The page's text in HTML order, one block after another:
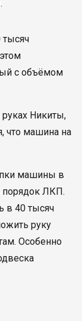
тысяч
с объёмом
Никиты,
что машина на
машины в
порядок ЛКП.
в 40 тысяч
руку
Особенно